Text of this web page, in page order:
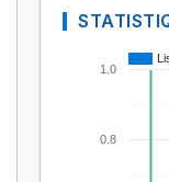
0.8
1.0